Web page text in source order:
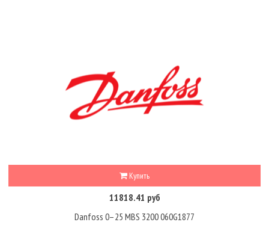
Купить
11818.41 руб
Danfoss 0–25 MBS 3200 060G1877